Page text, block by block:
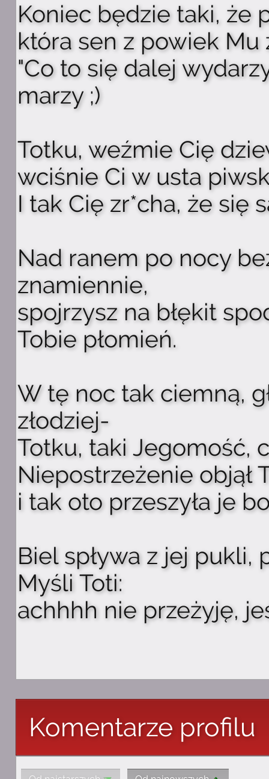
Koniec będzie taki, że
która sen z powiek Mu
"Co to się dalej
marzy ;)
Totku, weźmie Cię
wciśnie Ci w usta
I tak Cię zr*cha, że się
Nad ranem po nocy
znamiennie,
spojrzysz na błękit
Tobie płomień.
W tę noc tak ciemną,
złodziej-
Totku, taki Jegomość,
Niepostrzeżenie objął
i tak oto przeszyła je
Biel spływa z jej pukli,
Myśli Toti:
achhhh nie przeżyję,
Komentarze profilu